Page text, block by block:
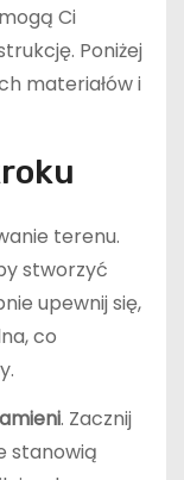
Ci
Poniżej
materiałów i
terenu.
stworzyć
upewnij się,
co
. Zacznij
stanowią